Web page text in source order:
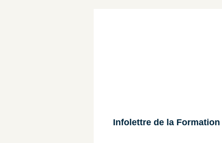
Infolettre de la